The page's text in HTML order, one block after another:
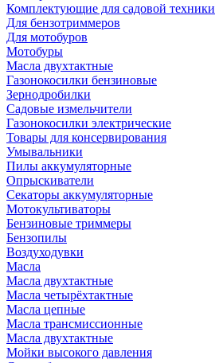
Комплектующие для садовой техники
Для бензотриммеров
Для мотобуров
Мотобуры
Масла двухтактные
Газонокосилки бензиновые
Зернодробилки
Садовые измельчители
Газонокосилки электрические
Товары для консервирования
Умывальники
Пилы аккумуляторные
Опрыскиватели
Секаторы аккумуляторные
Мотокультиваторы
Бензиновые триммеры
Бензопилы
Воздуходувки
Масла
Масла двухтактные
Масла четырёхтактные
Масла цепные
Масла трансмиссионные
Масла двухтактные
Мойки высокого давления